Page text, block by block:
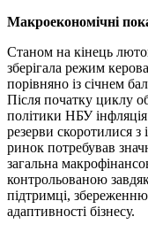
Макроекономічні
Станом на кінець
зберігала режим
порівняно із січнем
Після початку циклу
політики НБУ
резерви скоротилися
ринок потребував
загальна
контрольованою
підтримці,
адаптивності бізнесу.